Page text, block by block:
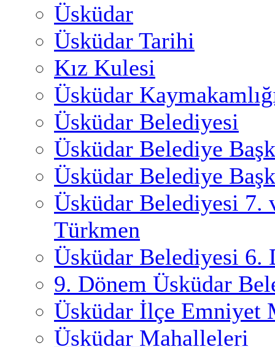
Üsküdar
Üsküdar Tarihi
Kız Kulesi
Üsküdar
Üsküdar Belediyesi
Üsküdar Belediye
Üsküdar Belediye
Üsküdar Belediyesi 7.
Türkmen
Üsküdar Belediyesi 6.
9. Dönem Üsküdar
Üsküdar İlçe Emniyet
Üsküdar Mahalleleri